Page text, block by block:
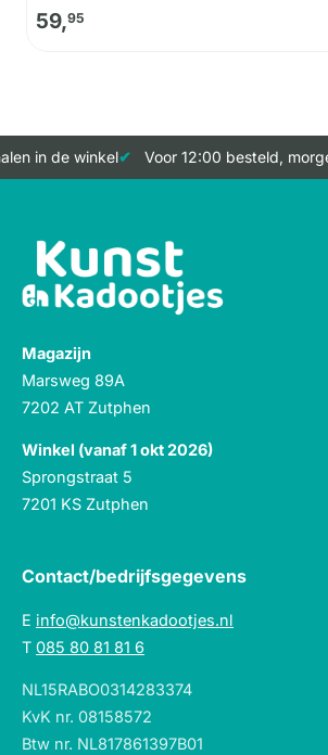
59,95
in de winkel Voor 12:00 besteld,
Magazijn
Marsweg 89A
7202 AT Zutphen
Winkel (vanaf 1 okt 2026)
Sprongstraat 5
7201 KS Zutphen
Contact/bedrijfsgegevens
E info@kunstenkadootjes.nl
T 085 80 81 81 6
NL15RABO0314283374
KvK nr. 08158572
Btw nr. NL817861397B01